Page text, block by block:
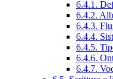
6.4.1.
6.4.2.
6.4.3.
6.4.4.
6.4.5.
6.4.6.
6.4.7.